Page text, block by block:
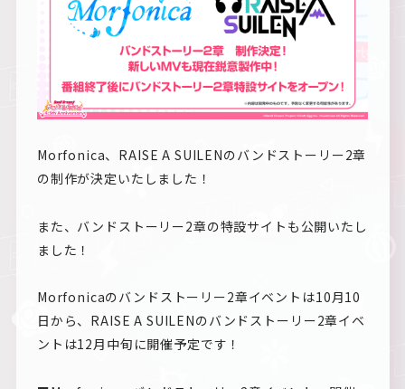
Morfonica、RAISE A SUILENのバンドストーリー2章
の制作が決定いたしました！
また、バンドストーリー2章の特設サイトも公開いたし
ました！
Morfonicaのバンドストーリー2章イベントは10月10
日から、RAISE A SUILENのバンドストーリー2章イベ
ントは12月中旬に開催予定です！